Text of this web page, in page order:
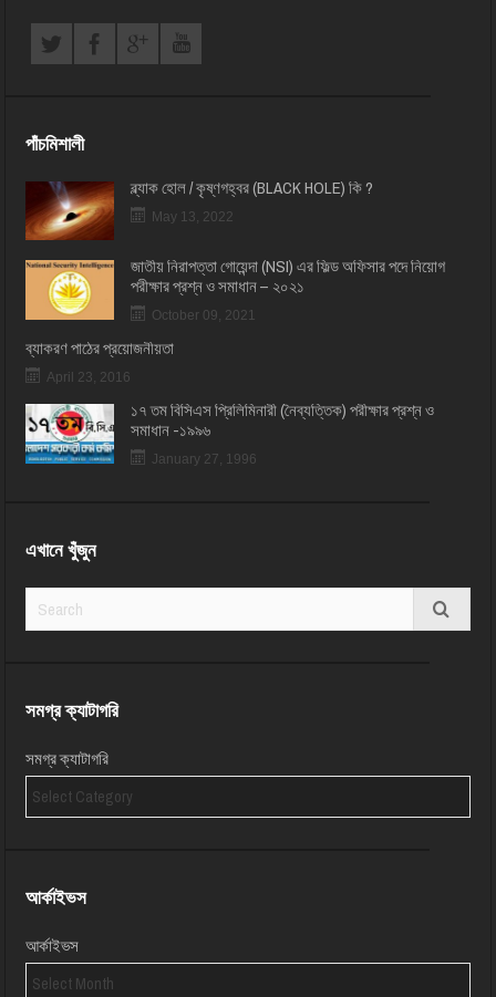
পাঁচমিশালী
ব্ল্যাক হোল / কৃষ্ণগহ্বর (BLACK HOLE) কি ?
May 13, 2022
জাতীয় নিরাপত্তা গোয়েন্দা (NSI) এর ফিল্ড অফিসার পদে নিয়োগ
পরীক্ষার প্রশ্ন ও সমাধান – ২০২১
October 09, 2021
ব্যাকরণ পাঠের প্রয়োজনীয়তা
April 23, 2016
১৭ তম বিসিএস প্রি‌লি‌মিনারী (নৈব্যত্তিক) পরীক্ষার প্রশ্ন ও
সমাধান -১৯৯৬
January 27, 1996
এখানে খুঁজুন
সমগ্র ক্যাটাগরি
সমগ্র ক্যাটাগরি
আর্কাইভস
আর্কাইভস